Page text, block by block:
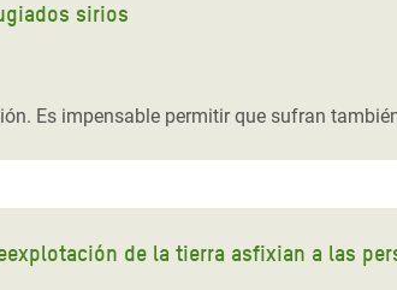
sirios
Es impensable permitir que sufran
de la tierra asfixian a las